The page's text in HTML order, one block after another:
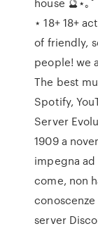
⋆ 18+ 18+
of friendly,
people! we
The best
Spotify,
Server
1909 a
impegna
come, non
server